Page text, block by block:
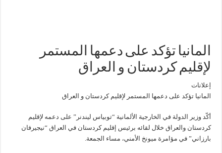
المانيا تؤكد على دعمها المستمر
لإقليم كردستان و العراق
إعلانات
المانيا تؤكد على دعمها المستمر لإقليم كردستان و العراق
أكّد وزير الدولة في الخارجية الألمانية “توبياس ليندنر” على دعمه لإقليم
كردستان والعراق خلال لقائه برئيس إقليم كردستان في العراق “نيجيرفان
بارزاني” في مؤامرة ميونخ الأمني، مساء الجمعة.